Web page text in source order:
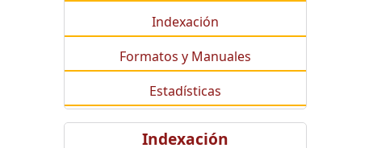
Indexación
Formatos y Manuales
Estadísticas
Indexación